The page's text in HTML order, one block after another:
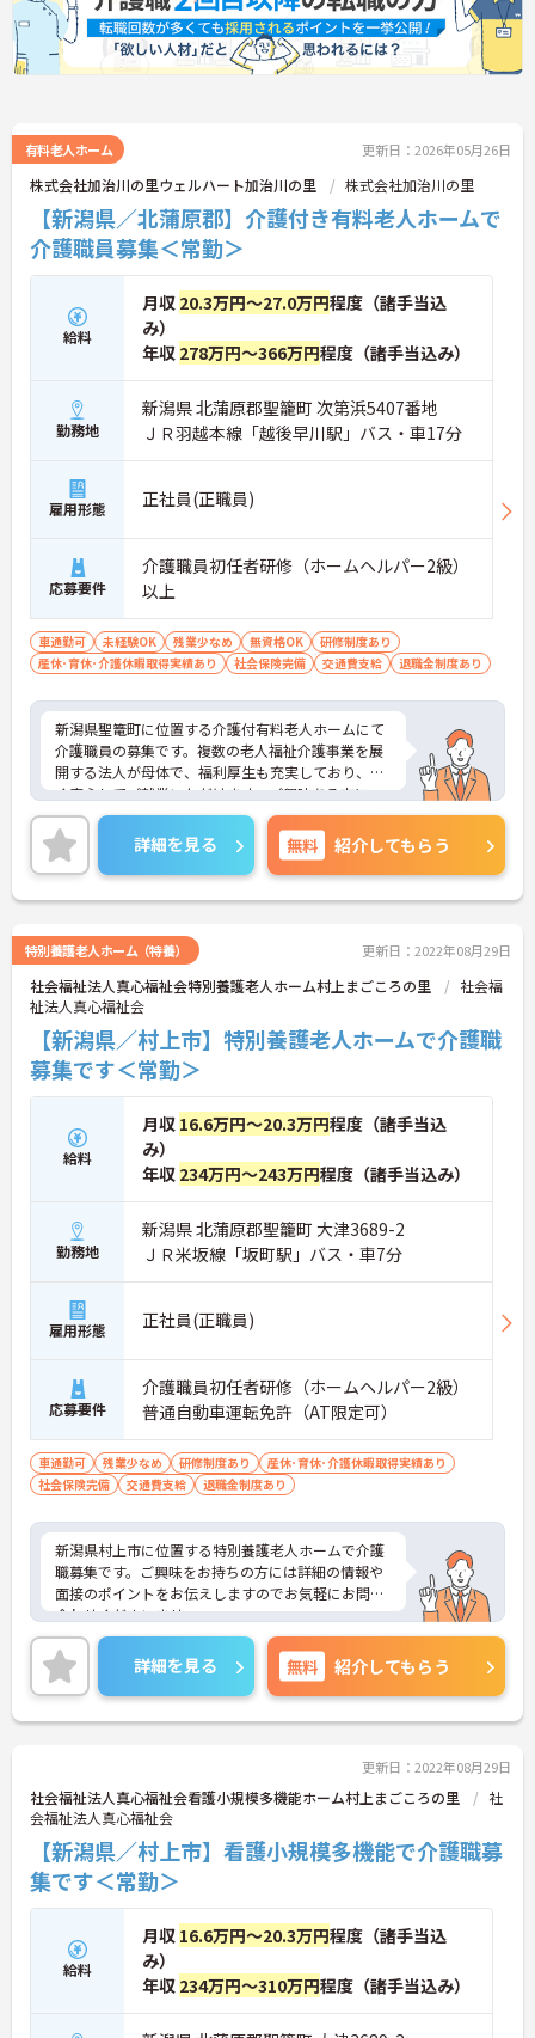
有料老人ホーム 更新日：2026年05月26日
株式会社加治川の里ウェルハート加治川の里 株式会社加治川の里
【新潟県／北蒲原郡】介護付き有料老人ホームで
介護職員募集＜常勤＞
給料
月収 20.3万円～27.0万円程度（諸手当込
み）
年収 278万円～366万円程度（諸手当込み）
勤務地
新潟県 北蒲原郡聖籠町 次第浜5407番地
ＪＲ羽越本線「越後早川駅」バス・車17分
雇用形態 正社員(正職員)
応募要件
介護職員初任者研修（ホームヘルパー2級）
以上
車通勤可 未経験OK 残業少なめ 無資格OK
研修制度あり
産休･育休･介護休暇取得実績あり
社会保険完備 交通費支給 退職金制度あり
新潟県聖篭町に位置する介護付有料老人ホームにて
介護職員の募集です。複数の老人福祉介護事業を展
開する法人が母体で、福利厚生も充実しており、長
く安心してご就業いただけます。ご興味ある方に
は、面接対策ポイントなど、詳細をお話しいたしま
すのでお気軽にご相談ください。
詳細を見る 無料 紹介してもらう
特別養護老人ホーム（特養） 更新日：2022年08月29日
社会福祉法人真心福祉会特別養護老人ホーム村上まごころの里
社会福
祉法人真心福祉会
【新潟県／村上市】特別養護老人ホームで介護職
募集です＜常勤＞
給料
月収 16.6万円～20.3万円程度（諸手当込
み）
年収 234万円～243万円程度（諸手当込み）
勤務地
新潟県 北蒲原郡聖籠町 大津3689-2
ＪＲ米坂線「坂町駅」バス・車7分
雇用形態 正社員(正職員)
応募要件
介護職員初任者研修（ホームヘルパー2級）
普通自動車運転免許（AT限定可）
車通勤可 残業少なめ 研修制度あり
産休･育休･介護休暇取得実績あり
社会保険完備
交通費支給 退職金制度あり
新潟県村上市に位置する特別養護老人ホームで介護
職募集です。ご興味をお持ちの方には詳細の情報や
面接のポイントをお伝えしますのでお気軽にお問い
合わせくださいませ。
詳細を見る 無料 紹介してもらう
更新日：2022年08月29日
社会福祉法人真心福祉会看護小規模多機能ホーム村上まごころの里
社
会福祉法人真心福祉会
【新潟県／村上市】看護小規模多機能で介護職募
集です＜常勤＞
給料
月収 16.6万円～20.3万円程度（諸手当込
み）
年収 234万円～310万円程度（諸手当込み）